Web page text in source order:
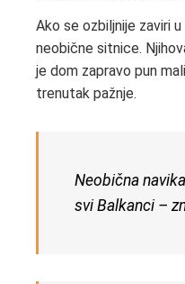
Ako se ozbiljnije zaviri
neobične sitnice.
je dom zapravo pun
trenutak pažnje.
Neobična
svi Balkanci –